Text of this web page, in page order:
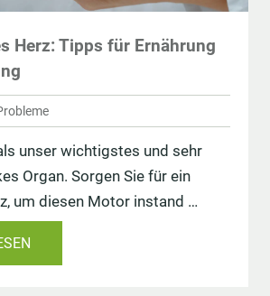
Herz: Tipps für Ernährung
unser wichtigstes und sehr
Organ. Sorgen Sie für ein
um diesen Motor instand …